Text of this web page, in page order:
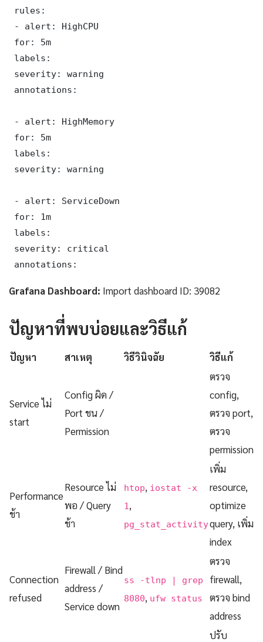
rules:
- alert: HighCPU
for: 5m
labels:
severity: warning
annotations:
- alert: HighMemory
for: 5m
labels:
severity: warning
- alert: ServiceDown
for: 1m
labels:
severity: critical
annotations:
Grafana Dashboard: Import dashboard ID: 39082
ปัญหาที่พบบ่อยและวิธีแก้
ปัญหา สาเหตุ วิธีวินิจฉัย วิธีแก้
Service ไม่
start
Config ผิด /
Port ชน /
Permission
ตรวจ
config,
ตรวจ port,
ตรวจ
permission
Performance
ช้า
Resource ไม่
พอ / Query
ช้า
htop, iostat -x
1 ,
pg_stat_activity
เพิ่ม
resource,
optimize
query, เพิ่ม
index
Connection
refused
Firewall / Bind
address /
Service down
ss -tlnp | grep
8080, ufw status
ตรวจ
firewall,
ตรวจ bind
address
ปรับ